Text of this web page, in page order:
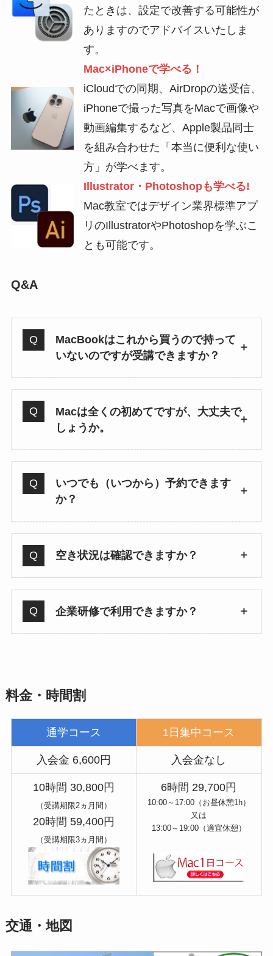
たときは、設定で改善する可能性が
ありますのでアドバイスいたしま
す。
Mac×iPhoneで学べる！
iCloudでの同期、AirDropの送受信、
iPhoneで撮った写真をMacで画像や
動画編集するなど、Apple製品同士
を組み合わせた「本当に便利な使い
方」が学べます。
Illustrator・Photoshopも学べる!
Mac教室ではデザイン業界標準アプ
リのIllustratorやPhotoshopを学ぶこ
とも可能です。
Q&A
MacBookはこれから買うので持って
いないのですが受講できますか？
Macは全くの初めてですが、大丈夫で
しょうか。
いつでも（いつから）予約できます
か？
空き状況は確認できますか？
企業研修で利用できますか？
料金・時間割
通学コース 1日集中コース
入会金 6,600円 入会金なし
10時間 30,800円
（受講期限2ヵ月間）
20時間 59,400円
（受講期限3ヵ月間）
6時間 29,700円
10:00～17:00（お昼休憩1h）
又は
13:00～19:00（適宜休憩）
交通・地図